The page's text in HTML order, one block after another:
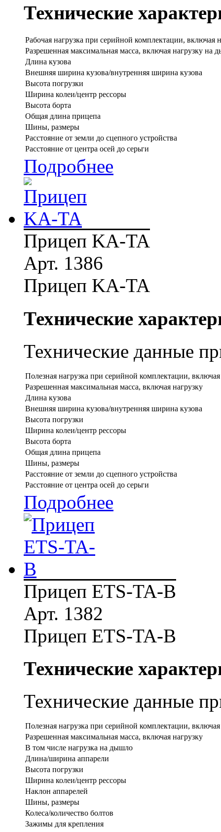
Технические
Рабочая нагрузка при серийной комплектации, включая
Разрешенная максимальная масса, включая нагрузку на
Длина кузова
Внешняя ширина кузова/внутренняя ширина кузова
Высота погрузки
Ширина колеи/центр рессоры
Высота борта
Общая длина прицепа
Шины, размеры
Расстояние от земли до сцепного устройства
Расстояние от центра осей до серьги
Подробнее
Прицеп KA-TA
Арт. 1386
Прицеп KA-TA
Технические
Технические данные
Полезная нагрузка при серийной комплектации,
Разрешенная максимальная масса, включая нагрузку
Длина кузова
Внешняя ширина кузова/внутренняя ширина кузова
Высота погрузки
Ширина колеи/центр рессоры
Высота борта
Общая длина прицепа
Шины, размеры
Расстояние от земли до сцепного устройства
Расстояние от центра осей до серьги
Подробнее
Прицеп ETS-TA-B
Арт. 1382
Прицеп ETS-TA-B
Технические
Технические данные
Полезная нагрузка при серийной комплектации,
Разрешенная максимальная масса, включая нагрузку
В том числе нагрузка на дышло
Длина/ширина аппарели
Высота погрузки
Ширина колеи/центр рессоры
Наклон аппарелей
Шины, размеры
Колеса/количество болтов
Зажимы для крепления